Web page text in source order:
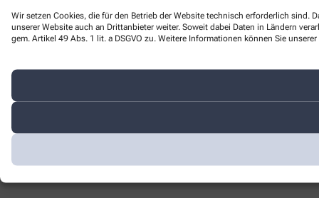
Wir setzen Cookies, die für den Betrieb der Website technisch erforderlich sind.
unserer Website auch an Drittanbieter weiter. Soweit dabei Daten in Ländern
gem. Artikel 49 Abs. 1 lit. a DSGVO zu. Weitere Informationen können Sie unserer